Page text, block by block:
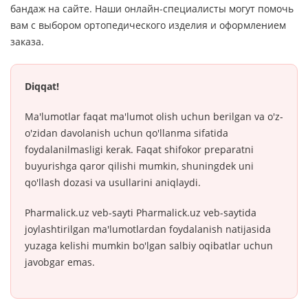
бандаж на сайте. Наши онлайн-специалисты могут помочь
вам с выбором ортопедического изделия и оформлением
заказа.
Diqqat!
Ma'lumotlar faqat ma'lumot olish uchun berilgan va o'z-
o'zidan davolanish uchun qo'llanma sifatida
foydalanilmasligi kerak. Faqat shifokor preparatni
buyurishga qaror qilishi mumkin, shuningdek uni
qo'llash dozasi va usullarini aniqlaydi.
Pharmalick.uz veb-sayti Pharmalick.uz veb-saytida
joylashtirilgan ma'lumotlardan foydalanish natijasida
yuzaga kelishi mumkin bo'lgan salbiy oqibatlar uchun
javobgar emas.